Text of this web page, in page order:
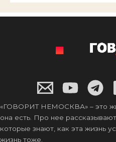
«ГОВОРИТ НЕМОСКВА» – это
она есть. Про нее
которые знают, как эта жизнь
жизнь тоже.